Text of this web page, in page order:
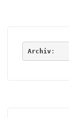
Archiv: